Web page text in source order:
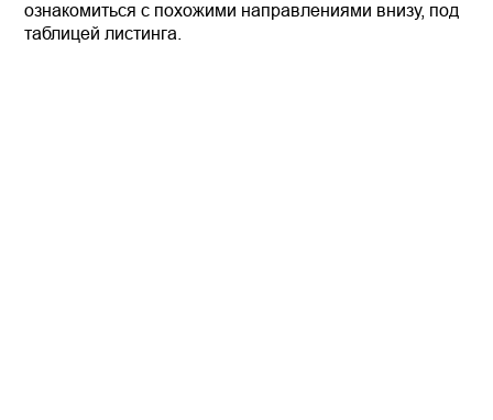
ознакомиться с похожими направлениями внизу, под
таблицей листинга.